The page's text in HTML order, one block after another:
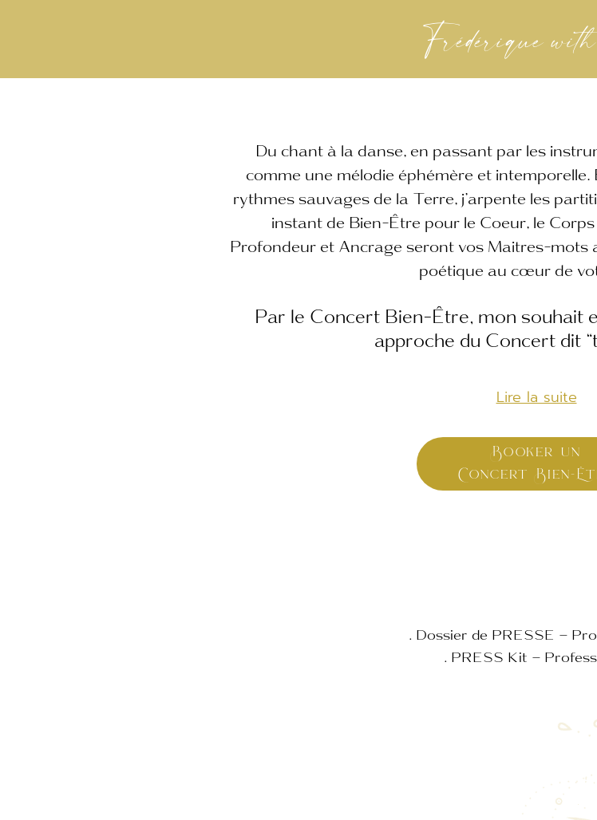
Frédérique
Du chant à la danse, en passant par les
comme une mélodie éphémère et
rythmes sauvages de la Terre, j’arpente les
instant de Bien-Être pour le Coeur, le
Profondeur et Ancrage seront vos Maitres-
poétique au cœur de
Par le Concert Bien-Être, mon souhait
approche du Concert dit
Lire la suite
Booker un
Concert Bien-
. Dossier de PRESSE –
. PRESS Kit –